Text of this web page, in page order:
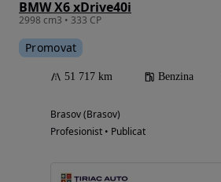
BMW X6 xDrive40i
2998 cm3 • 333 CP
Promovat
51 717 km Benzina
Brasov (Brasov)
Profesionist • Publicat